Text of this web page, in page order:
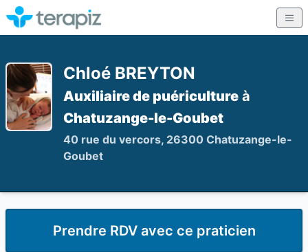
Chloé BREYTON
Auxiliaire de puériculture à
Chatuzange-le-Goubet
40 rue du vercors, 26300 Chatuzange-le-
Goubet
Prendre RDV avec ce praticien